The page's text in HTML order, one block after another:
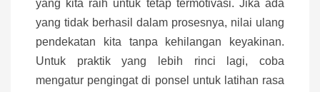
yang kita raih untuk tetap termotivasi. Jika ada
yang tidak berhasil dalam prosesnya, nilai ulang
pendekatan kita tanpa kehilangan keyakinan.
Untuk praktik yang lebih rinci lagi, coba
mengatur pengingat di ponsel untuk latihan rasa